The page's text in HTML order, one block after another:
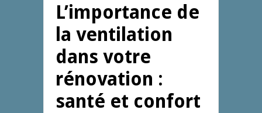
L’importance de
la ventilation
dans votre
rénovation :
santé et confort